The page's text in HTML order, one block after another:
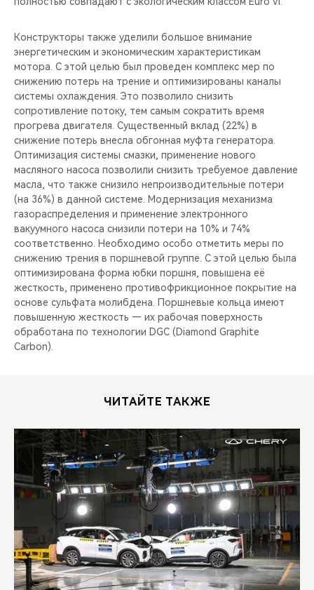
Конструкторы также уделили большое внимание
энергетическим и экономическим характеристикам
мотора. С этой целью был проведен комплекс мер по
снижению потерь на трение и оптимизированы каналы
системы охлаждения. Это позволило снизить
сопротивление потоку, тем самым сократить время
прогрева двигателя. Существенный вклад (22%) в
снижение потерь внесла обгонная муфта генератора.
Оптимизация системы смазки, применение нового
масляного насоса позволили снизить требуемое давление
масла, что также снизило непроизводительные потери
(на 36%) в данной системе. Модернизация механизма
газораспределения и применение электронного
вакуумного насоса снизили потери на 10% и 74%
соответственно. Необходимо особо отметить меры по
снижению трения в поршневой группе. С этой целью была
оптимизирована форма юбки поршня, повышена её
жесткость, применено противофрикционное покрытие на
основе сульфата молибдена. Поршневые кольца имеют
повышенную жесткость — их рабочая поверхность
обработана по технологии DGC (Diamond Graphite
Carbon).
ЧИТАЙТЕ ТАКЖЕ